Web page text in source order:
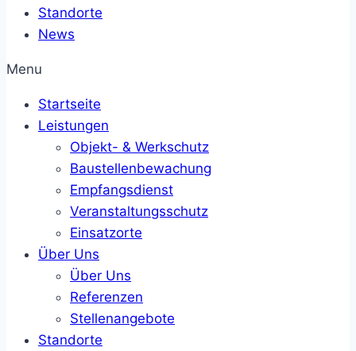
Standorte
News
Menu
Startseite
Leistungen
Objekt- & Werkschutz
Baustellenbewachung
Empfangsdienst
Veranstaltungsschutz
Einsatzorte
Über Uns
Über Uns
Referenzen
Stellenangebote
Standorte